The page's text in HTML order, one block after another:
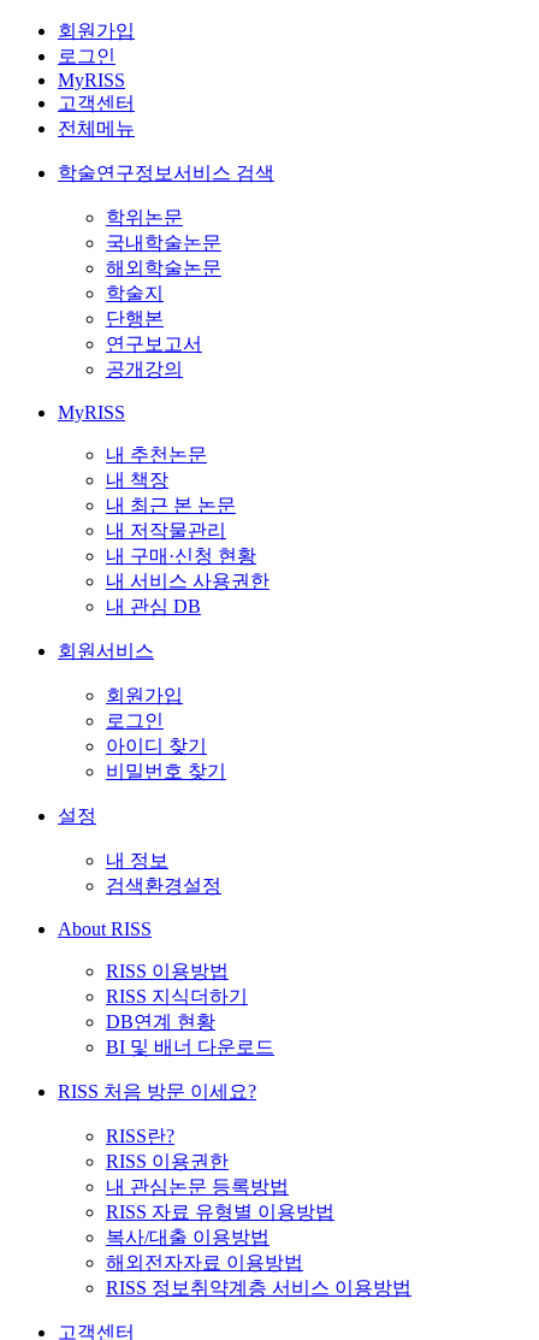
회원가입
로그인
MyRISS
고객센터
전체메뉴
학술연구정보서비스 검색
학위논문
국내학술논문
해외학술논문
학술지
단행본
연구보고서
공개강의
MyRISS
내 추천논문
내 책장
내 최근 본 논문
내 저작물관리
내 구매·신청 현황
내 서비스 사용권한
내 관심 DB
회원서비스
회원가입
로그인
아이디 찾기
비밀번호 찾기
설정
내 정보
검색환경설정
About RISS
RISS 이용방법
RISS 지식더하기
DB연계 현황
BI 및 배너 다운로드
RISS 처음 방문 이세요?
RISS란?
RISS 이용권한
내 관심논문 등록방법
RISS 자료 유형별 이용방법
복사/대출 이용방법
해외전자자료 이용방법
RISS 정보취약계층 서비스 이용방법
고객센터